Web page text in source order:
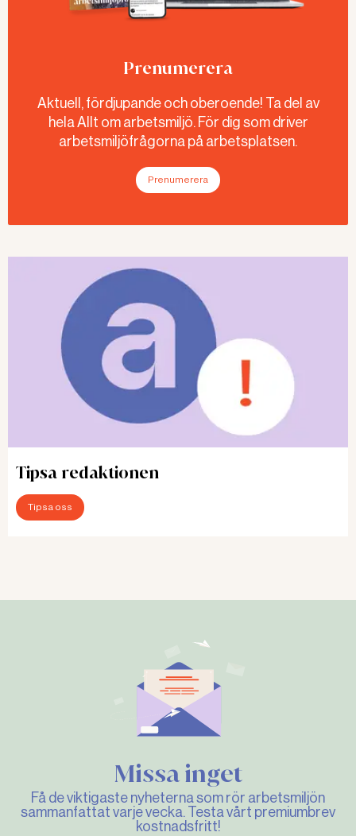
Prenumerera
Aktuell, fördjupande och oberoende! Ta del av
hela Allt om arbetsmiljö. För dig som driver
arbetsmiljöfrågorna på arbetsplatsen.
Prenumerera
Tipsa redaktionen
Tipsa oss
Missa inget
Få de viktigaste nyheterna som rör arbetsmiljön
sammanfattat varje vecka. Testa vårt premiumbrev
kostnadsfritt!